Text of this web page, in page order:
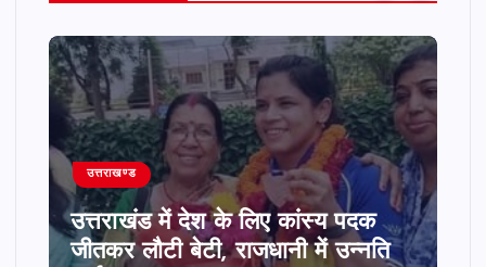
उत्तराखण्ड
उत्तराखंड में देश के लिए कांस्य पदक
जीतकर लौटी बेटी, राजधानी में उन्नति